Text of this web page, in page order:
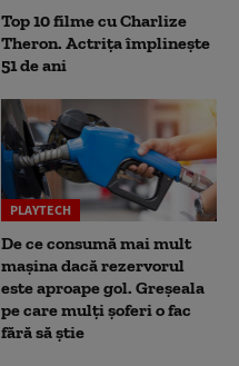
Top 10 filme cu Charlize
Theron. Actrița împlinește
51 de ani
PLAYTECH
De ce consumă mai mult
mașina dacă rezervorul
este aproape gol. Greșeala
pe care mulți șoferi o fac
fără să știe